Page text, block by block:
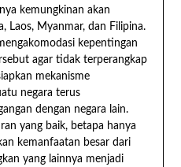
kemungkinan akan
Laos, Myanmar, dan Filipina.
kepentingan
agar tidak terperangkap
mekanisme
negara terus
dengan negara lain.
yang baik, betapa hanya
kemanfaatan besar dari
yang lainnya menjadi